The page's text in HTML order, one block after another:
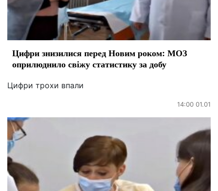
Цифри знизилися перед Новим роком: МОЗ
оприлюднило свіжу статистику за добу
Цифри трохи впали
14:00 01.01